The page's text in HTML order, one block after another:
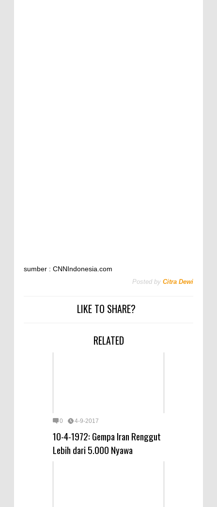
sumber : CNNIndonesia.com
Posted by Citra Dewi
LIKE TO SHARE?
RELATED
0 4-9-2017
10-4-1972: Gempa Iran Renggut
Lebih dari 5.000 Nyawa